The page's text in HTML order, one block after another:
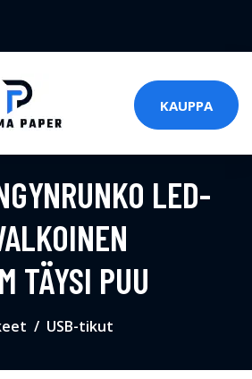
KAUPPA
LED-
TÄYSI PUU
USB-tikut